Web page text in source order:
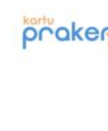
dengan Konservasi